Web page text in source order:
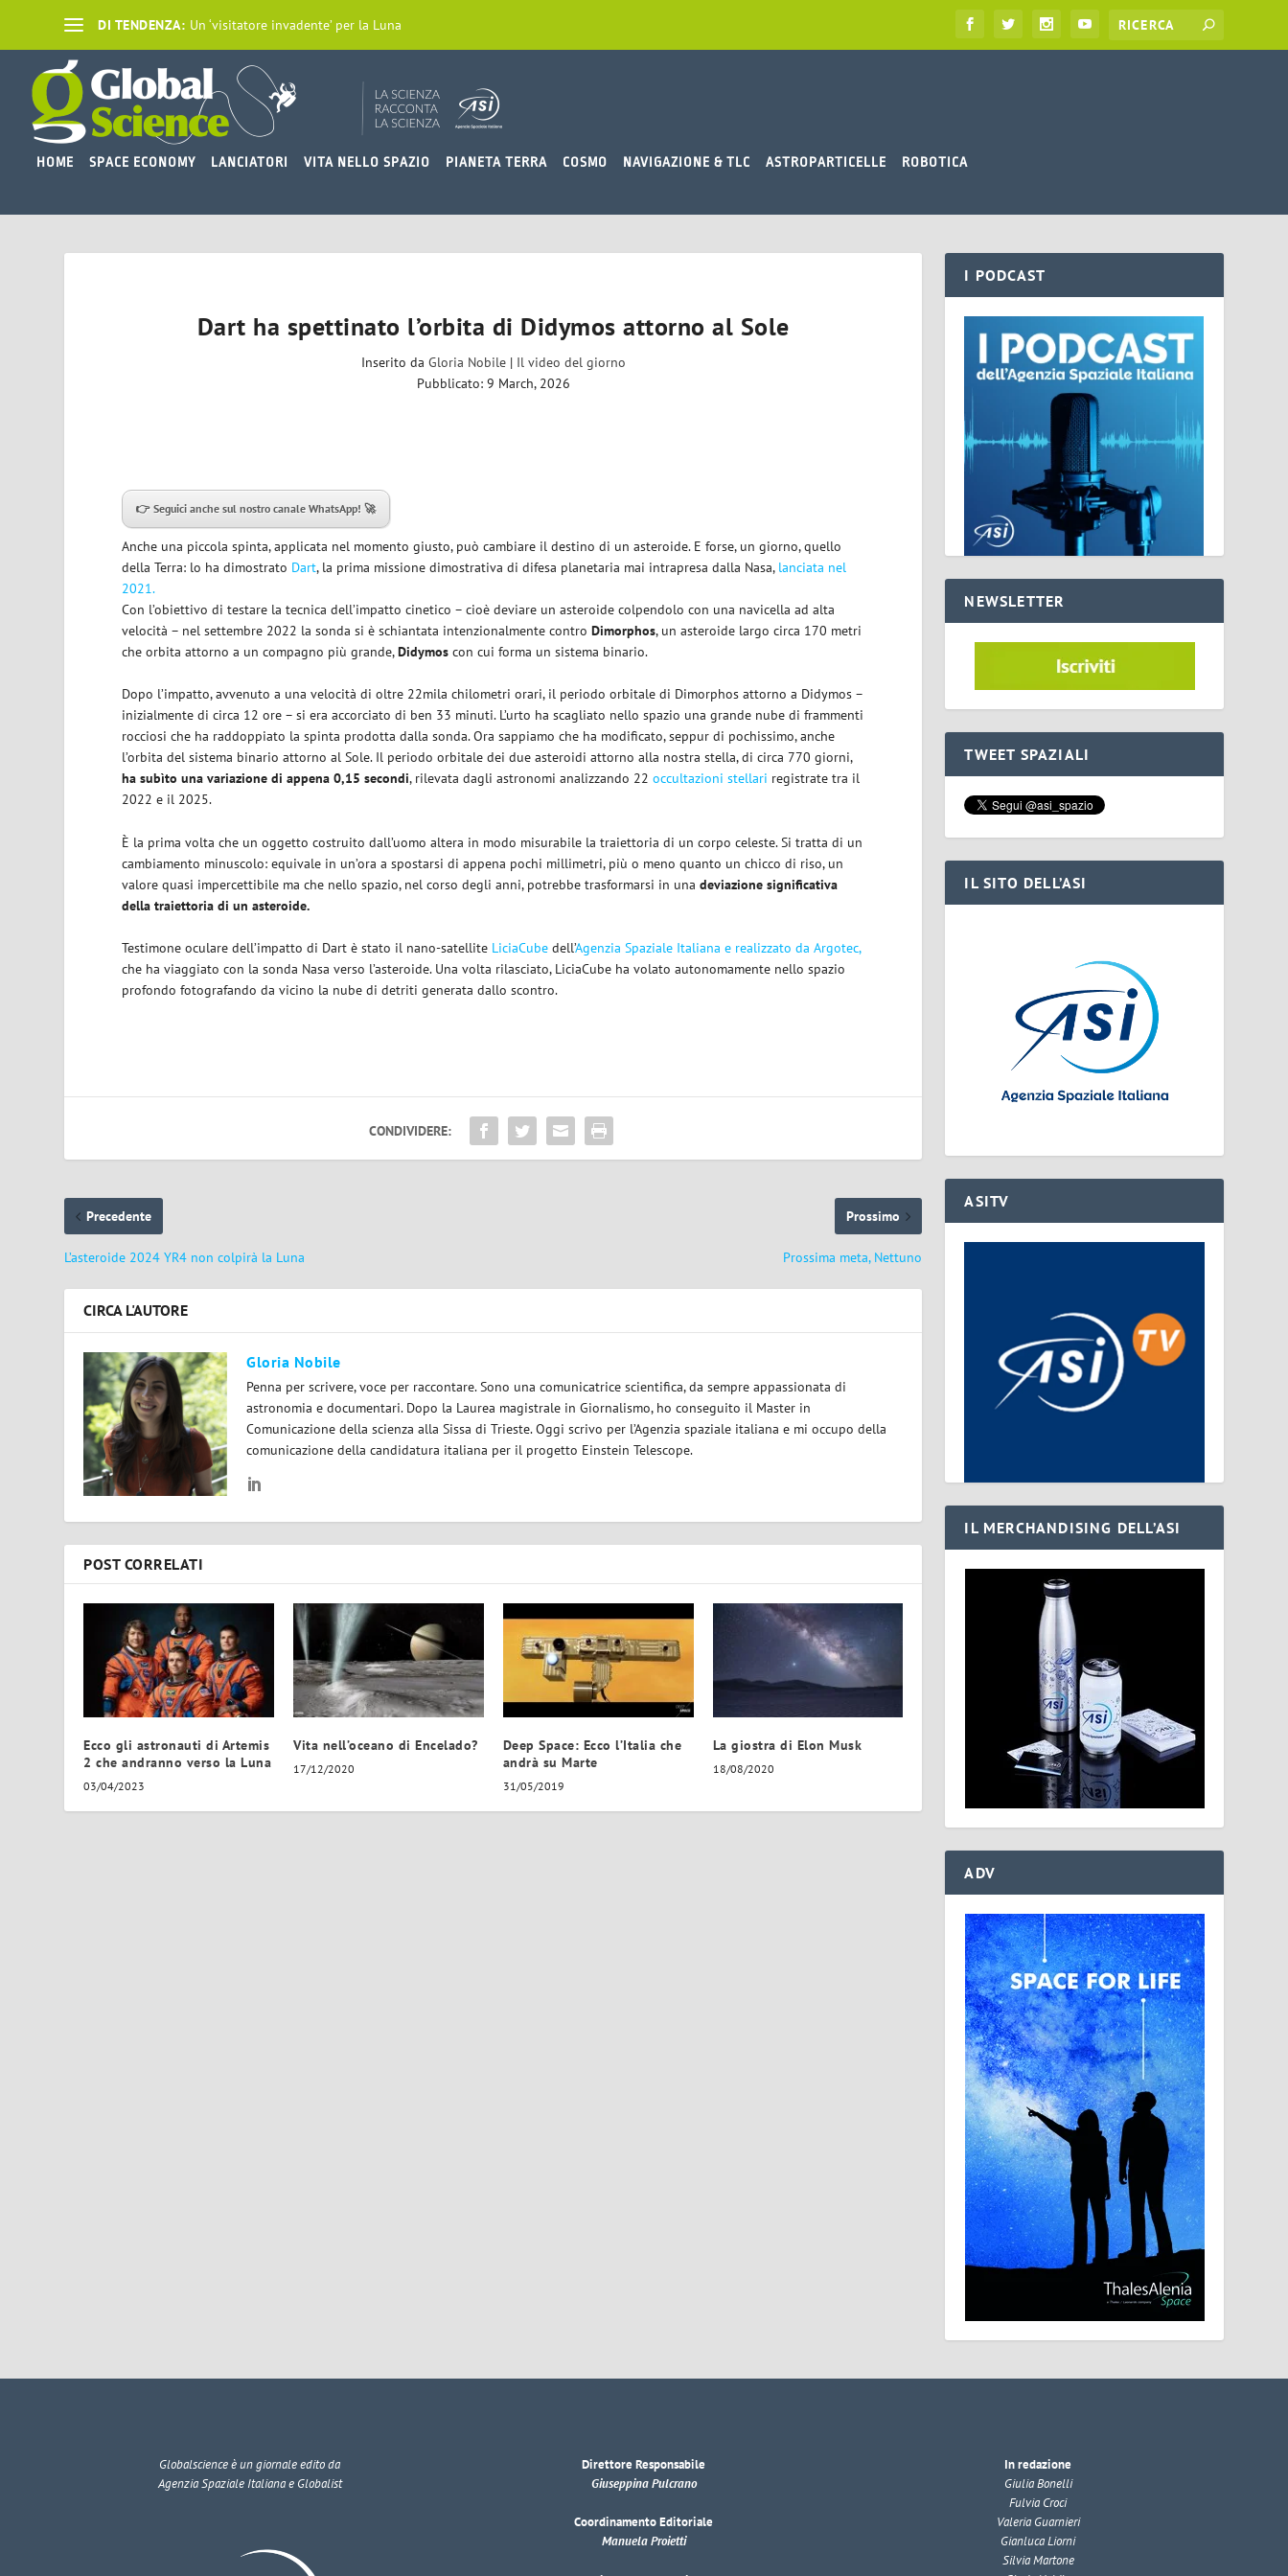
DI TENDENZA: Un ‘visitatore invadente’ per la Luna
HOME SPACE ECONOMY LANCIATORI VITA NELLO SPAZIO PIANETA TERRA COSMO NAVIGAZIONE & TLC ASTROPARTICELLE ROBOTICA
Dart ha spettinato l’orbita di Didymos attorno al Sole
Inserito da Gloria Nobile| Il video del giorno
Pubblicato: 9 March, 2026
👉 Seguici anche sul nostro canale WhatsApp! 🚀
Anche una piccola spinta, applicata nel momento giusto, può cambiare il destino di un asteroide. E forse, un giorno, quello
della Terra: lo ha dimostrato Dart, la prima missione dimostrativa di difesa planetaria mai intrapresa dalla Nasa, lanciata nel
2021.
Con l’obiettivo di testare la tecnica dell’impatto cinetico – cioè deviare un asteroide colpendolo con una navicella ad alta
velocità – nel settembre 2022 la sonda si è schiantata intenzionalmente controDimorphos, un asteroide largo circa 170 metri
che orbita attorno a un compagno più grande,Didymos con cui forma un sistema binario.
Dopo l’impatto, avvenuto a una velocità di oltre 22mila chilometri orari, il periodo orbitale di Dimorphos attorno a Didymos –
inizialmente di circa 12 ore – si era accorciato di ben 33 minuti. L’urto ha scagliato nello spazio una grande nube di frammenti
rocciosi che ha raddoppiato la spinta prodotta dalla sonda. Ora sappiamo che ha modificato, seppur di pochissimo, anche
l’orbita del sistema binario attorno al Sole. Il periodo orbitale dei due asteroidi attorno alla nostra stella, di circa 770 giorni,
ha subìto una variazione di appena 0,15 secondi, rilevata dagli astronomi analizzando 22occultazioni stellari registrate tra il
2022 e il 2025.
È la prima volta che un oggetto costruito dall’uomo altera in modo misurabile la traiettoria di un corpo celeste. Si tratta di un
cambiamento minuscolo: equivale in un’ora a spostarsi di appena pochi millimetri, più o meno quanto un chicco di riso, un
valore quasi impercettibile ma che nello spazio, nel corso degli anni, potrebbe trasformarsi in unadeviazione significativa
della traiettoria di un asteroide.
Testimone oculare dell’impatto di Dart è stato il nano-satellite LiciaCube dell’Agenzia Spaziale Italiana e realizzato da Argotec,
che ha viaggiato con la sonda Nasa verso l’asteroide. Una volta rilasciato, LiciaCube ha volato autonomamente nello spazio
profondo fotografando da vicino la nube di detriti generata dallo scontro.
CONDIVIDERE:
Precedente
L’asteroide 2024 YR4 non colpirà la Luna
Prossimo
Prossima meta, Nettuno
CIRCA L'AUTORE
Gloria Nobile
Penna per scrivere, voce per raccontare. Sono una comunicatrice scientifica, da sempre appassionata di
astronomia e documentari. Dopo la Laurea magistrale in Giornalismo, ho conseguito il Master in
Comunicazione della scienza alla Sissa di Trieste. Oggi scrivo per l’Agenzia spaziale italiana e mi occupo della
comunicazione della candidatura italiana per il progetto Einstein Telescope.
POST CORRELATI
Ecco gli astronauti di Artemis
2 che andranno verso la Luna
03/04/2023
Vita nell’oceano di Encelado?
17/12/2020
Deep Space: Ecco l’Italia che
andrà su Marte
31/05/2019
La giostra di Elon Musk
18/08/2020
I PODCAST
NEWSLETTER
TWEET SPAZIALI
IL SITO DELL’ASI
ASITV
IL MERCHANDISING DELL’ASI
ADV
Globalscienceè un giornale edito da
Agenzia Spaziale Italiana e Globalist
Direttore Responsabile
Giuseppina Pulcrano
Coordinamento Editoriale
Manuela Proietti
In redazione
Giulia Bonelli
Fulvia Croci
Valeria Guarnieri
Gianluca Liorni
Silvia Martone